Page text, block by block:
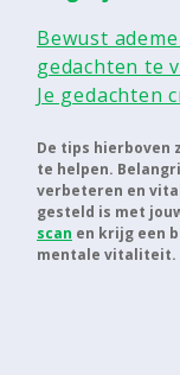
Bewust
gedachten te
Je gedachten
De tips hierboven
te helpen.
verbeteren en
gesteld is met
scan en krijg een
mentale vitaliteit.